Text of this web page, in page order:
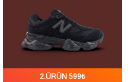
2.ÜRÜN 599₺